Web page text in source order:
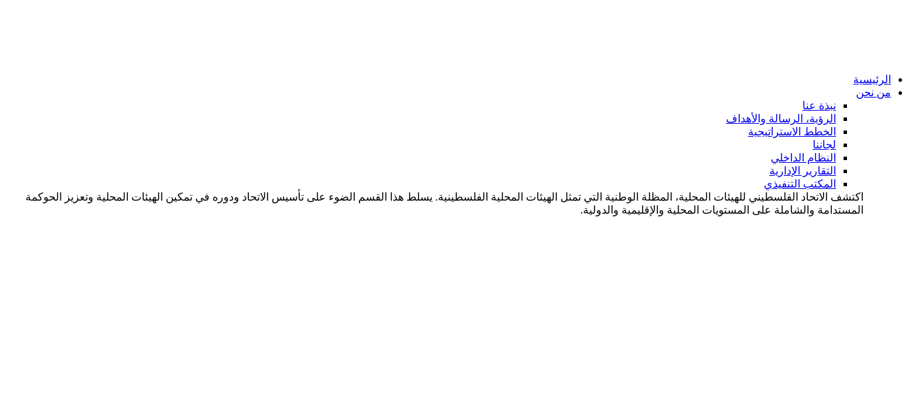
الرئيسية
من نحن
نبذة عنا
الرؤية، الرسالة والأهداف
الخطط الاستراتيجية
لجاننا
النظام الداخلي
التقارير الإدارية
المكتب التنفيذي
اكتشف الاتحاد الفلسطيني للهيئات المحلية، المظلة الوطنية التي تمثل الهيئات المحلية الفلسطينية. يسلط هذا القسم الضوء على تأسيس الاتحاد ودوره في تمكين الهيئات المحلية وتعزيز الحوكمة
المستدامة والشاملة على المستويات المحلية والإقليمية والدولية.